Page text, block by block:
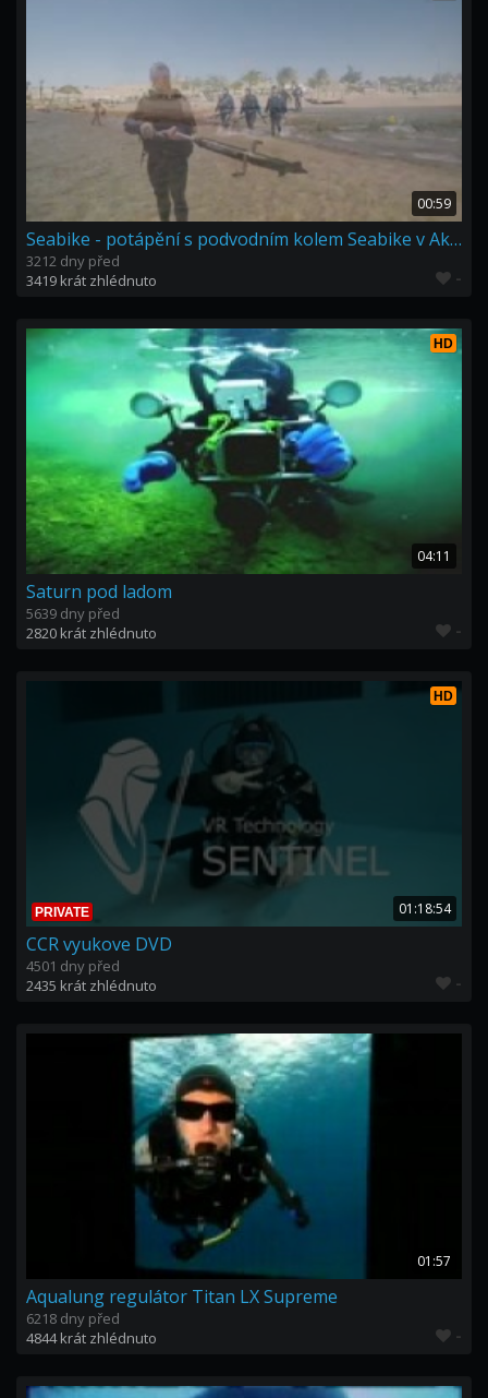
00:59
Seabike - potápění s podvodním kolem Seabike v Akaba resort
3212 dny před
3419 krát zhlédnuto
-
HD
04:11
Saturn pod ladom
5639 dny před
2820 krát zhlédnuto
-
PRIVATE
HD
01:18:54
CCR vyukove DVD
4501 dny před
2435 krát zhlédnuto
-
01:57
Aqualung regulátor Titan LX Supreme
6218 dny před
4844 krát zhlédnuto
-